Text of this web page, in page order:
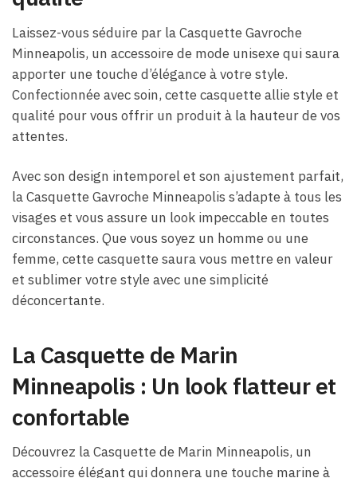
Laissez-vous séduire par la Casquette Gavroche
Minneapolis, un accessoire de mode unisexe qui saura
apporter une touche d’élégance à votre style.
Confectionnée avec soin, cette casquette allie style et
qualité pour vous offrir un produit à la hauteur de vos
attentes.
Avec son design intemporel et son ajustement parfait,
la Casquette Gavroche Minneapolis s’adapte à tous les
visages et vous assure un look impeccable en toutes
circonstances. Que vous soyez un homme ou une
femme, cette casquette saura vous mettre en valeur
et sublimer votre style avec une simplicité
déconcertante.
La Casquette de Marin
Minneapolis : Un look flatteur et
confortable
Découvrez la Casquette de Marin Minneapolis, un
accessoire élégant qui donnera une touche marine à